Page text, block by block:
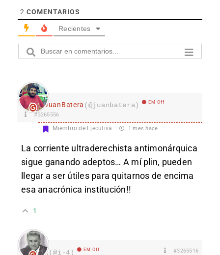
2 COMENTARIOS
Recientes
JuanBatera (@juanbatera) EM Off
#3265556
Miembro de Ejecutiva 1 mes hace
La corriente ultraderechista antimonárquica
sigue ganando adeptos… A mí plin, pueden
llegar a ser útiles para quitarnos de encima
esa anacrónica institución!!
1
I.(@i-4) EM Off #3265516